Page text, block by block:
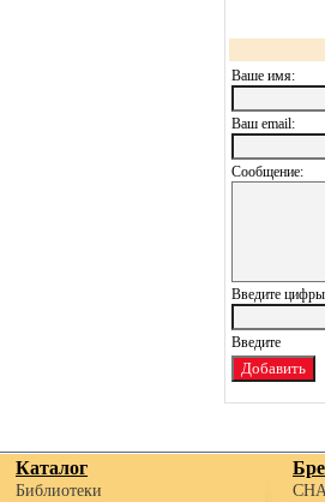
Ваше имя:
Ваш еmail:
Сообщение:
Введите
Каталог
Библиотеки